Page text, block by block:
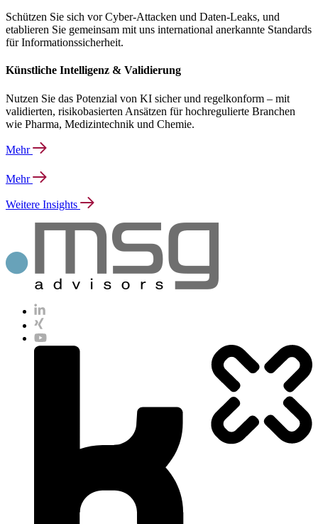
Schützen Sie sich vor Cyber-Attacken und Daten-Leaks, und
etablieren Sie gemeinsam mit uns international anerkannte Standards
für Informationssicherheit.
Künstliche Intelligenz & Validierung
Nutzen Sie das Potenzial von KI sicher und regelkonform – mit
validierten, risikobasierten Ansätzen für hochregulierte Branchen
wie Pharma, Medizintechnik und Chemie.
Mehr
Mehr
Weitere Insights